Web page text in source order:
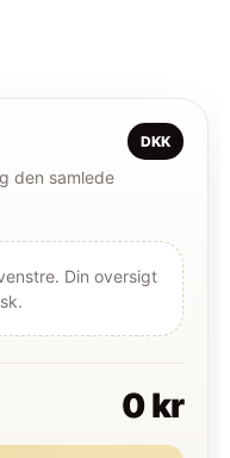
den samlede
DKK
Din oversigt
0 kr